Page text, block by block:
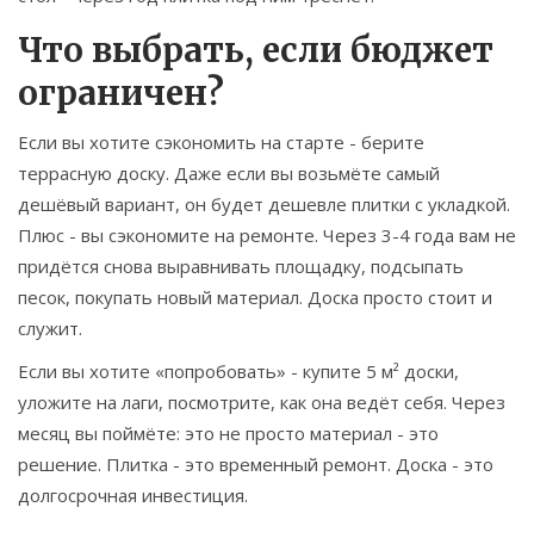
Что выбрать, если бюджет
ограничен?
Если вы хотите сэкономить на старте - берите
террасную доску. Даже если вы возьмёте самый
дешёвый вариант, он будет дешевле плитки с укладкой.
Плюс - вы сэкономите на ремонте. Через 3-4 года вам не
придётся снова выравнивать площадку, подсыпать
песок, покупать новый материал. Доска просто стоит и
служит.
Если вы хотите «попробовать» - купите 5 м² доски,
уложите на лаги, посмотрите, как она ведёт себя. Через
месяц вы поймёте: это не просто материал - это
решение. Плитка - это временный ремонт. Доска - это
долгосрочная инвестиция.